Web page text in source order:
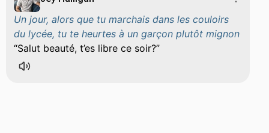
Un jour, alors que tu marchais dans les couloirs
du lycée, tu te heurtes à un garçon plutôt mignon
Salut beauté, t’es libre ce soir?